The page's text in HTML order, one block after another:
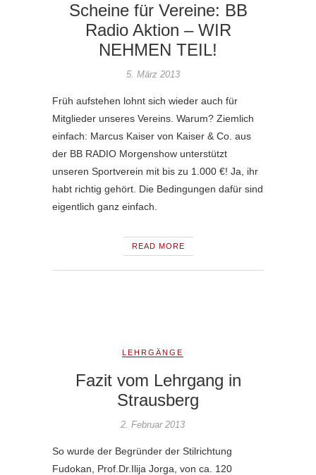
Scheine für Vereine: BB
Radio Aktion – WIR
NEHMEN TEIL!
5. März 2013
Früh aufstehen lohnt sich wieder auch für
Mitglieder unseres Vereins. Warum? Ziemlich
einfach: Marcus Kaiser von Kaiser & Co. aus
der BB RADIO Morgenshow unterstützt
unseren Sportverein mit bis zu 1.000 €! Ja, ihr
habt richtig gehört. Die Bedingungen dafür sind
eigentlich ganz einfach.
READ MORE
LEHRGÄNGE
Fazit vom Lehrgang in
Strausberg
2. Februar 2013
So wurde der Begründer der Stilrichtung
Fudokan, Prof.Dr.Ilija Jorga, von ca. 120